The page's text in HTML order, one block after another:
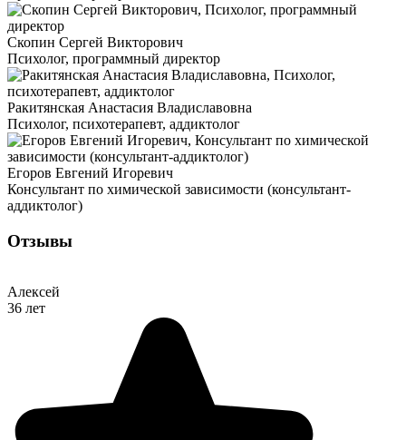
Скопин Сергей Викторович
Психолог, программный директор
Ракитянская Анастасия Владиславовна
Психолог, психотерапевт, аддиктолог
Егоров Евгений Игоревич
Консультант по химической зависимости (консультант-
аддиктолог)
Отзывы
Алексей
36 лет